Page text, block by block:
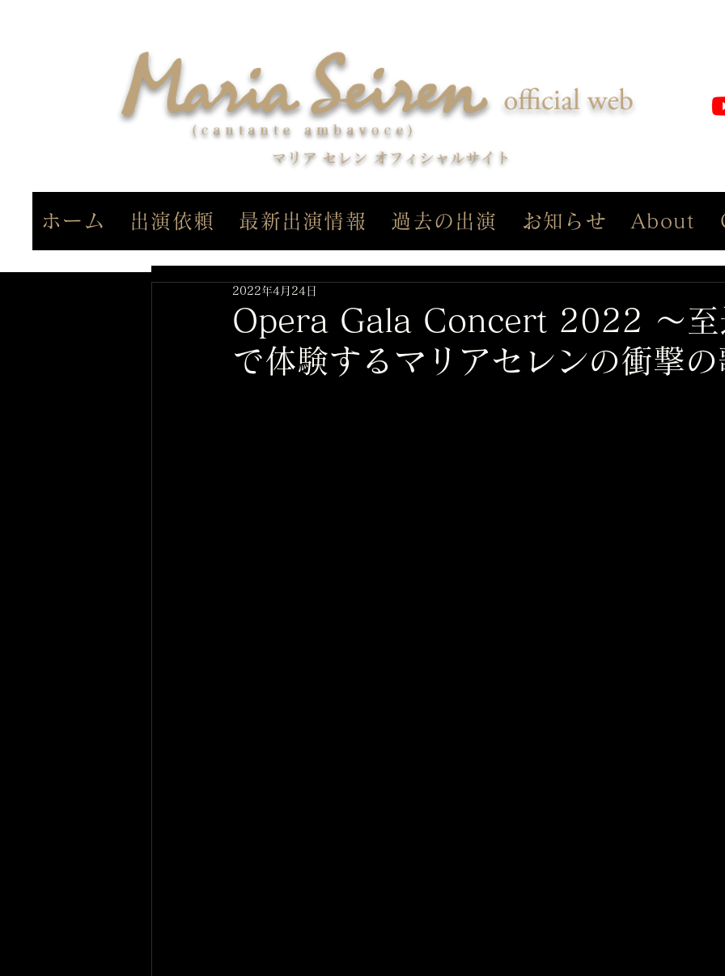
ホーム 出演依頼 最新出演情報 過去の出演 お知らせ About
Opera Gala Concert 2022 ～至
で体験するマリアセレンの衝撃の
2022年4月24日